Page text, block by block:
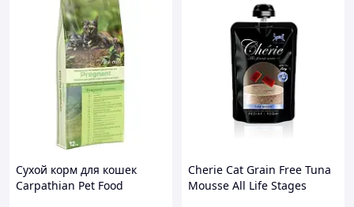
Сухой корм для кошек
Carpathian Pet Food
Cherie Cat Grain Free Tuna
Mousse All Life Stages